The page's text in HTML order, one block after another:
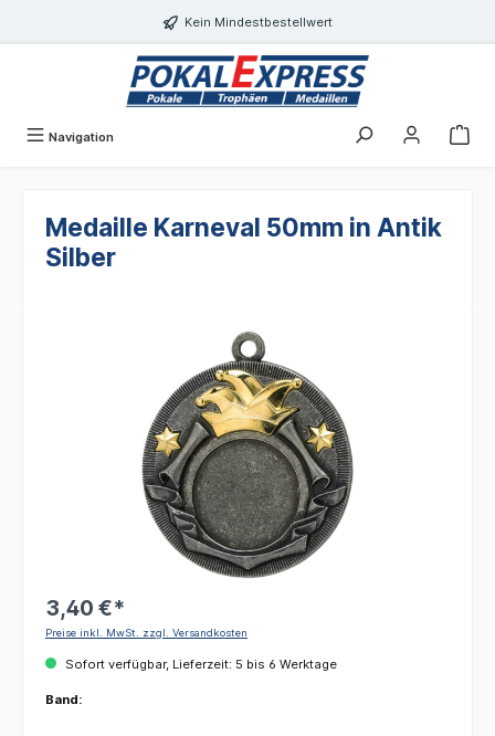
Kein Mindestbestellwert
Navigation
Medaille Karneval 50mm in Antik
Silber
3,40 €*
Preise inkl. MwSt. zzgl. Versandkosten
Sofort verfügbar, Lieferzeit: 5 bis 6 Werktage
Band: